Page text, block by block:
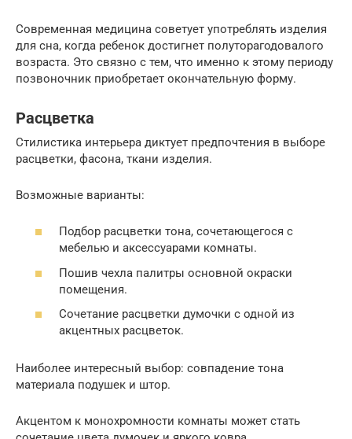
Современная медицина советует употреблять изделия
для сна, когда ребенок достигнет полуторагодовалого
возраста. Это связно с тем, что именно к этому периоду
позвоночник приобретает окончательную форму.
Расцветка
Стилистика интерьера диктует предпочтения в выборе
расцветки, фасона, ткани изделия.
Возможные варианты:
Подбор расцветки тона, сочетающегося с
мебелью и аксессуарами комнаты.
Пошив чехла палитры основной окраски
помещения.
Сочетание расцветки думочки с одной из
акцентных расцветок.
Наиболее интересный выбор: совпадение тона
материала подушек и штор.
Акцентом к монохромности комнаты может стать